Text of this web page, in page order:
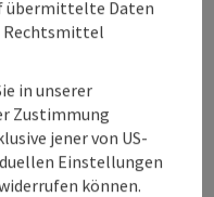
zu den
übermittelte Daten
Rechtsmittel
in unserer
Zustimmung
jener von US-
Einstellungen
können.